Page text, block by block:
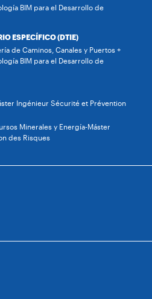
BIM para el Desarrollo de
ESPECÍFICO (DTIE)
de Caminos, Canales y Puertos +
BIM para el Desarrollo de
Ingénieur Sécurité et Prévention
Minerales y Energía-Máster
des Risques